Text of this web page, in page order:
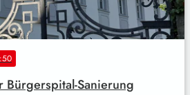
Bürgerspital-Sanierung